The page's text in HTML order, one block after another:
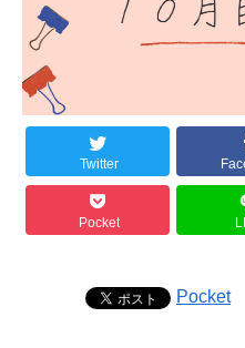
Twitter
Pocket
Pocket